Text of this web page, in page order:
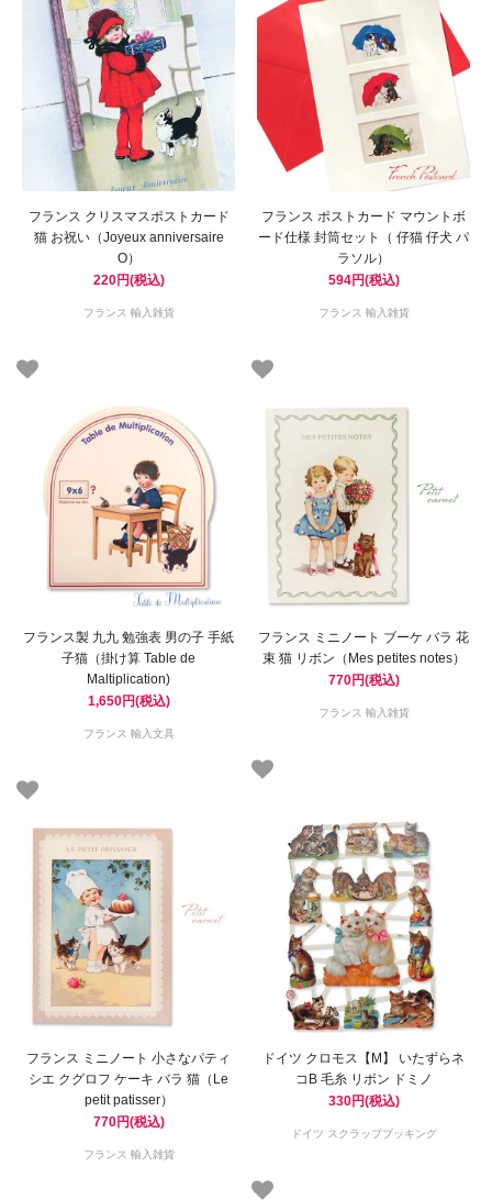
フランス クリスマスポストカード
猫 お祝い（Joyeux anniversaire
O）
220円(税込)
フランス 輸入雑貨
フランス ポストカード マウントボ
ード仕様 封筒セット（ 仔猫 仔犬 パ
ラソル）
594円(税込)
フランス 輸入雑貨
フランス製 九九 勉強表 男の子 手紙
子猫（掛け算 Table de
Maltiplication)
1,650円(税込)
フランス 輸入文具
フランス ミニノート ブーケ バラ 花
束 猫 リボン（Mes petites notes）
770円(税込)
フランス 輸入雑貨
フランス ミニノート 小さなパティ
シエ クグロフ ケーキ バラ 猫（Le
petit patisser）
770円(税込)
フランス 輸入雑貨
ドイツ クロモス【M】 いたずらネ
コB 毛糸 リボン ドミノ
330円(税込)
ドイツ スクラップブッキング